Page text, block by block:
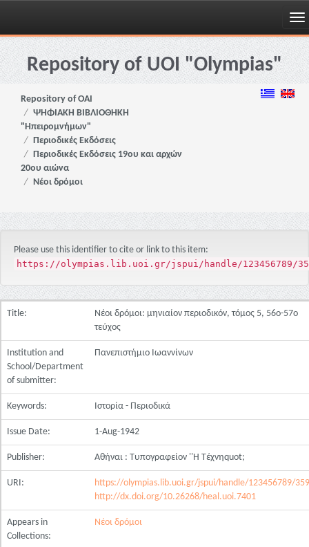
Skip
navigationRepository of UOI "Olympias"
Repository of OAI
ΨΗΦΙΑΚΗ ΒΙΒΛΙΟΘΗΚΗ
"Ηπειρομνήμων"
Περιοδικές Εκδόσεις
Περιοδικές Εκδόσεις 19ου και αρχών
20ου αιώνα
Νέοι δρόμοι
Please use this identifier to cite or link to this item:
https://olympias.lib.uoi.gr/jspui/handle/123456789/
Title:
Νέοι δρόμοι: μηνιαίον περιοδικόν, τόμος 5, 56ο-57ο
τεύχος
Institution and
School/Department
of submitter:
Πανεπιστήμιο Ιωαννίνων
Keywords: Ιστορία - Περιοδικά
Issue Date: 1-Aug-1942
Publisher: Αθήναι : Τυπογραφείον ''Η Τέχνηquot;
URI:
https://olympias.lib.uoi.gr/jspui/handle/123456789/
http://dx.doi.org/10.26268/heal.uoi.7401
Appears in
Collections:
Νέοι δρόμοι